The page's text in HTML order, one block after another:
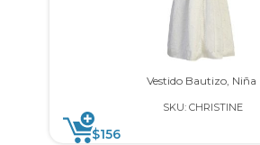
Vestido Bautizo, Niña
SKU: CHRISTINE
$156